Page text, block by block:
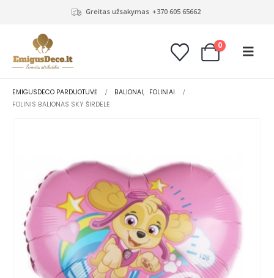
Greitas užsakymas +370 605 65662
0
EMIGUSDECO PARDUOTUVĖ BALIONAI, FOLINIAI
FOLINIS BALIONAS SKY ŠIRDELĖ